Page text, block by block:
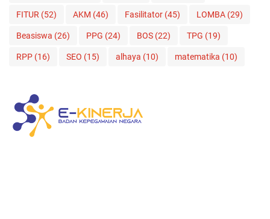
FITUR (52) AKM (46) Fasilitator (45) LOMBA (29)
Beasiswa (26) PPG (24) BOS (22) TPG (19)
RPP (16) SEO (15) alhaya (10) matematika (10)